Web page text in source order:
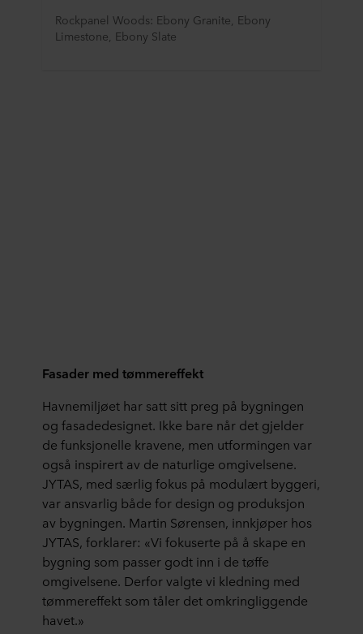
Rockpanel Woods: Ebony Granite, Ebony
Limestone, Ebony Slate
Fasader med tømmereffekt
Havnemiljøet har satt sitt preg på bygningen
og fasadedesignet. Ikke bare når det gjelder
de funksjonelle kravene, men utformingen var
også inspirert av de naturlige omgivelsene.
JYTAS, med særlig fokus på modulært byggeri,
var ansvarlig både for design og produksjon
av bygningen. Martin Sørensen, innkjøper hos
JYTAS, forklarer: «Vi fokuserte på å skape en
bygning som passer godt inn i de tøffe
omgivelsene. Derfor valgte vi kledning med
tømmereffekt som tåler det omkringliggende
havet.»